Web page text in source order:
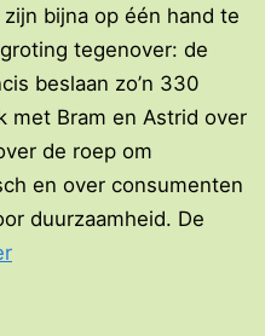
bijna op één hand te
tegenover: de
beslaan zo’n 330
met Bram en Astrid over
de roep om
en over consumenten
duurzaamheid. De
Boer